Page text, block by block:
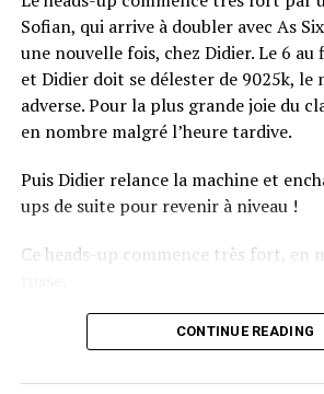
Sofian, qui arrive à doubler avec As
une nouvelle fois, chez Didier. Le 6
et Didier doit se délester de 9025k,
adverse. Pour la plus grande joie du
en nombre malgré l’heure tardive.
Puis Didier relance la machine et
ups de suite pour revenir à niveau !
Ce heads-up commence très fort, en
Le champagne va réchauffer si les deux
CONTINUE READING